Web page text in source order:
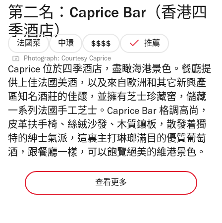
第二名：Caprice Bar（香港四
季酒店）
法國菜 中環
價
格
4/4
星
推薦
Photograph: Courtesy Caprice
Caprice 位於四季酒店，盡瞰海港景色。餐廳提
供上佳法國美酒，以及來自歐洲和其它新興產
區知名酒莊的佳釀，並擁有芝士珍藏窖，儲藏
一系列法國手工芝士。Caprice Bar 格調高尚，
皮革扶手椅、絲絨沙發、木質鑲板，散發着獨
特的紳士氣派，這裏主打琳瑯滿目的優質葡萄
酒，跟餐廳一樣，可以飽覽絕美的維港景色。
查看更多